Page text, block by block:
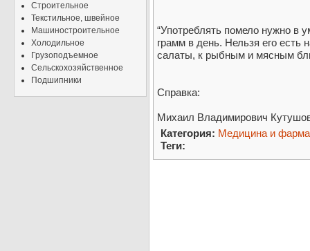
Строительное
Текстильное, швейное
Машиностроительное
Холодильное
Грузоподъемное
Сельскохозяйственное
Подшипники
“Употреблять помело нужно в
грамм в день. Нельзя его есть
салаты, к рыбным и мясным
Справка:
Михаил Владимирович Кутушов
Категория: Медицина и
Теги: